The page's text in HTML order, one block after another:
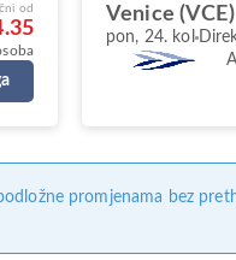
od Venice (VCE)
pon, 24. kol
promjenama bez